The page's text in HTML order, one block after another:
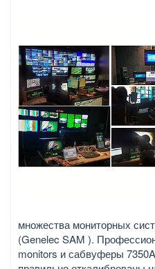
множества мониторных
(Genelec SAM ).
monitors и сабвуферы